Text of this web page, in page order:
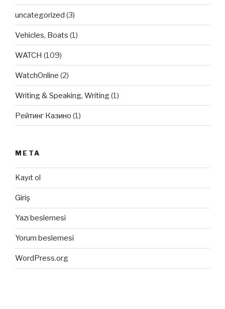
uncategorized (3)
Vehicles, Boats (1)
WATCH (109)
WatchOnline (2)
Writing & Speaking, Writing(1)
Рейтинг Казино (1)
META
Kayıt ol
Giriş
Yazı beslemesi
Yorum beslemesi
WordPress.org